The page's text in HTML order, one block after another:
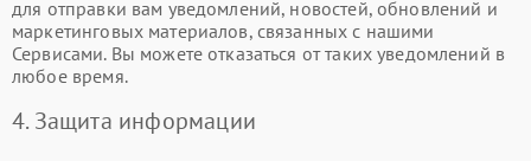
для отправки вам уведомлений, новостей, обновлений и
маркетинговых материалов, связанных с нашими
Сервисами. Вы можете отказаться от таких уведомлений в
любое время.
4. Защита информации